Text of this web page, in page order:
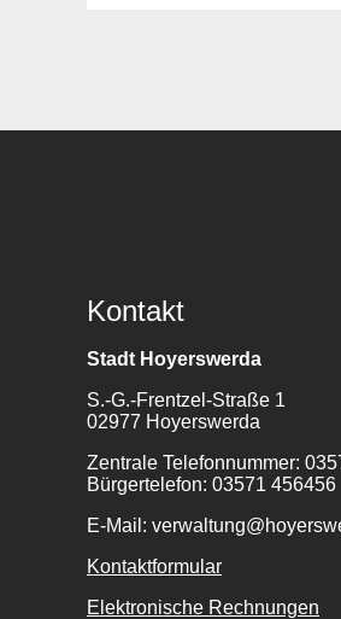
Kontakt
Stadt Hoyerswerda
S.-G.-Frentzel-Straße 1
02977 Hoyerswerda
Zentrale Telefonnummer:
Bürgertelefon: 03571 456456
E-Mail:
Kontaktformular
Elektronische Rechnungen